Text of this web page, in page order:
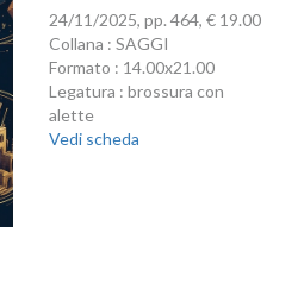
24/11/2025, pp. 464, € 19.00
Collana : SAGGI
Formato : 14.00x21.00
Legatura : brossura con
alette
Vedi scheda